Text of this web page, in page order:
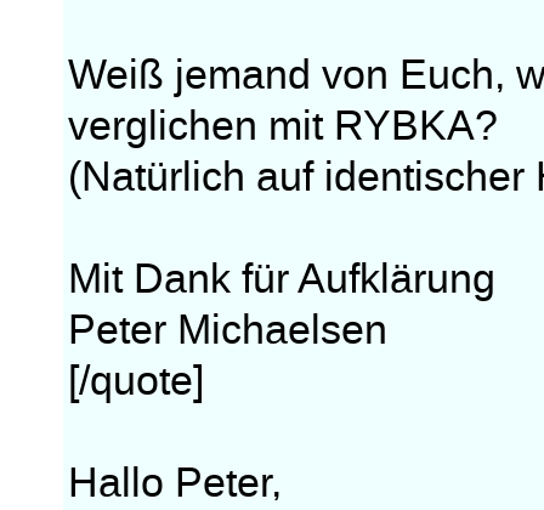
Weiß jemand von Euch,
verglichen mit RYBKA?
(Natürlich auf identischer
Mit Dank für Aufklärung
Peter Michaelsen
[/quote]
Hallo Peter,